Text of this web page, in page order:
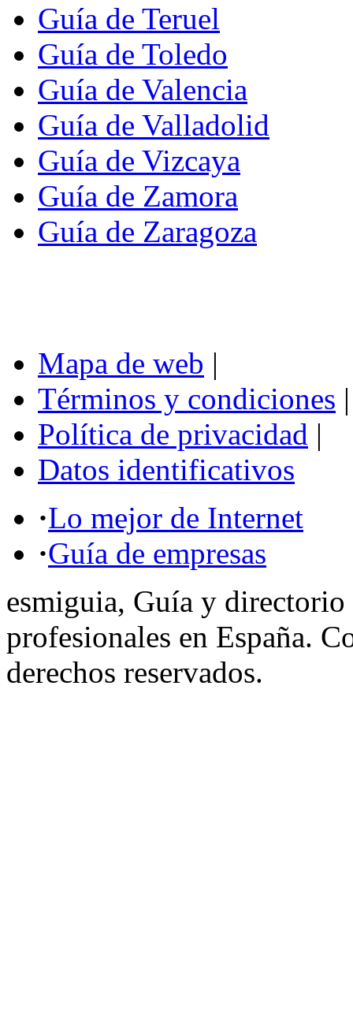
Guía de Teruel
Guía de Toledo
Guía de Valencia
Guía de Valladolid
Guía de Vizcaya
Guía de Zamora
Guía de Zaragoza
Mapa de web |
Términos y condiciones |
Política de privacidad |
Datos identificativos
·Lo mejor de Internet
·Guía de empresas
esmiguia, Guía y directorio
profesionales en España.
derechos reservados.